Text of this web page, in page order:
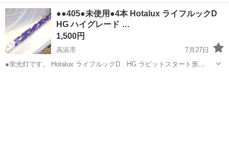
ブランド：IRIS OHYAMA スチーム発生方式：ボイラー式 形状：キャ
ニスター(スタンダード)型 電源周波数：50...
愛知 高浜市 掃除用具
●●405●未使用●4本 Hotalux ライフルックD
HG ハイグレード …
1,500円
高浜市
7月27日
●蛍光灯です。 Hotalux ライフルックD HG ラピットスタート形